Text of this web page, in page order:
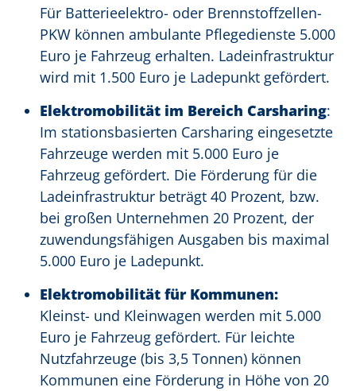
Für Batterieelektro- oder Brennstoffzellen-
PKW können ambulante Pflegedienste 5.000
Euro je Fahrzeug erhalten. Ladeinfrastruktur
wird mit 1.500 Euro je Ladepunkt gefördert.
Elektromobilität im Bereich Carsharing:
Im stationsbasierten Carsharing eingesetzte
Fahrzeuge werden mit 5.000 Euro je
Fahrzeug gefördert. Die Förderung für die
Ladeinfrastruktur beträgt 40 Prozent, bzw.
bei großen Unternehmen 20 Prozent, der
zuwendungsfähigen Ausgaben bis maximal
5.000 Euro je Ladepunkt.
Elektromobilität für Kommunen:
Kleinst- und Kleinwagen werden mit 5.000
Euro je Fahrzeug gefördert. Für leichte
Nutzfahrzeuge (bis 3,5 Tonnen) können
Kommunen eine Förderung in Höhe von 20